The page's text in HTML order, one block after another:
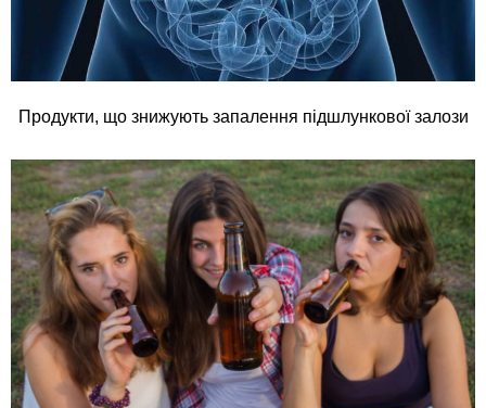
Продукти, що знижують запалення підшлункової залози